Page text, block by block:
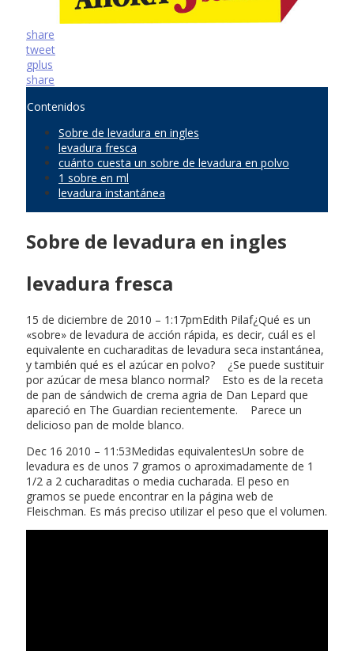
share
tweet
gplus
share
Contenidos
Sobre de levadura en ingles
levadura fresca
cuánto cuesta un sobre de levadura en polvo
1 sobre en ml
levadura instantánea
Sobre de levadura en ingles
levadura fresca
15 de diciembre de 2010 – 1:17pmEdith Pilaf¿Qué es un
«sobre» de levadura de acción rápida, es decir, cuál es el
equivalente en cucharaditas de levadura seca instantánea,
y también qué es el azúcar en polvo? ¿Se puede sustituir
por azúcar de mesa blanco normal? Esto es de la receta
de pan de sándwich de crema agria de Dan Lepard que
apareció en The Guardian recientemente. Parece un
delicioso pan de molde blanco.
Dec 16 2010 – 11:53Medidas equivalentesUn sobre de
levadura es de unos 7 gramos o aproximadamente de 1
1/2 a 2 cucharaditas o media cucharada. El peso en
gramos se puede encontrar en la página web de
Fleischman. Es más preciso utilizar el peso que el volumen.